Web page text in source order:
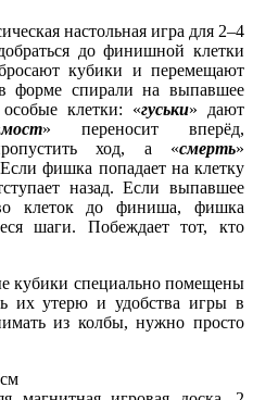
настольная игра для 2–4
до финишной клетки
кубики и перемещают
форме спирали на выпавшее
клетки: «гуськи» дают
мост» переносит вперёд,
ход, а «смерть»
фишка попадает на клетку
назад. Если выпавшее
клеток до финиша, фишка
шаги. Побеждает тот, кто
кубики специально помещены
их утерю и удобства игры в
из колбы, нужно просто